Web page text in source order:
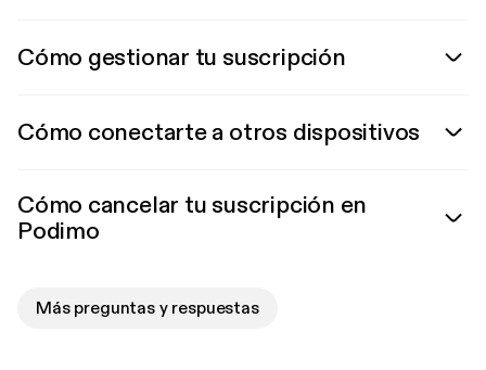
Cómo gestionar tu suscripción
Cómo conectarte a otros dispositivos
Cómo cancelar tu suscripción en
Podimo
Más preguntas y respuestas